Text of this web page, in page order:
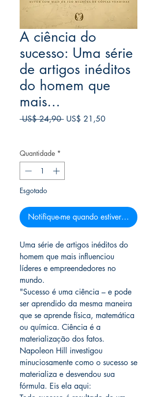
A ciência do
sucesso: Uma série
de artigos inéditos
do homem que
mais...
US$ 24,90 Preço
US$ 21,50Preço
Quantidade *
Esgotado
Notifique-me quando estiver disponível
Uma série de artigos inéditos do
homem que mais influenciou
líderes e empreendedores no
mundo.
"Sucesso é uma ciência – e pode
ser aprendido da mesma maneira
que se aprende física, matemática
ou química. Ciência é a
materialização dos fatos.
Napoleon Hill investigou
minuciosamente como o sucesso se
materializa e desvendou sua
fórmula. Eis ela aqui: